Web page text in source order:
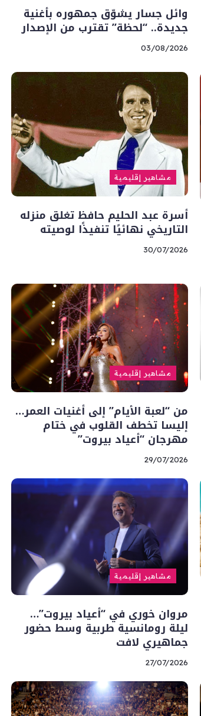
وائل جسار يشوّق جمهوره بأغنية
جديدة.. “لحظة” تقترب من الإصدار
03/08/2026
مشاهير إقليمية
أسرة عبد الحليم حافظ تغلق منزله
التاريخي نهائيًا تنفيذًا لوصيته
30/07/2026
مشاهير إقليمية
من “لعبة الأيام” إلى أغنيات العمر…
إليسا تخطف القلوب في ختام
مهرجان “أعياد بيروت”
29/07/2026
مشاهير إقليمية
مروان خوري في “أعياد بيروت”…
ليلة رومانسية طربية وسط حضور
جماهيري لافت
27/07/2026